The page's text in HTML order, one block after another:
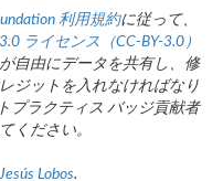
利用規約に従って、
ライセンス（CC-BY-3.0）
自由にデータを共有し、修
ジットを入れなければなり
プラクティス バッジ貢献者
ください。
Jesús Lobos.